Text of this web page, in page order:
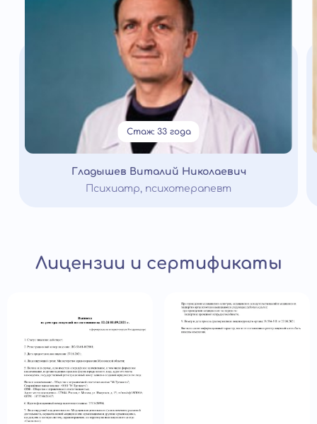
Стаж: 33 года
Гладышев Виталий Николаевич
Психиатр, психотерапевт
Лицензии и сертификаты